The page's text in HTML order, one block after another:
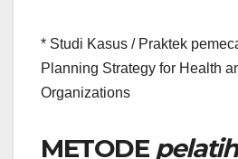
* Studi Kasus / Praktek
Planning Strategy for Health
Organizations
METODE